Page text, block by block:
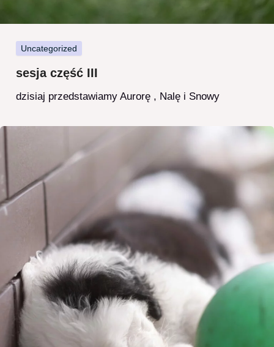
Uncategorized
sesja część III
dzisiaj przedstawiamy Aurorę , Nalę i Snowy